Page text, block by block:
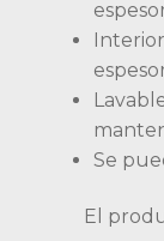
Se
El